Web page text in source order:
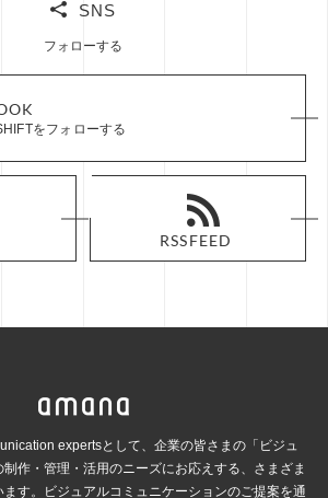
SNS
フォローする
をフォローする
をフォローする
RSS FEED
RSS FEED
expertsとして、企業の皆さまの「ビジュ
制作・管理・活用のニーズにお応えする、さまざま
す。ビジュアルコミュ ニケーションのご提案を通